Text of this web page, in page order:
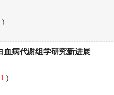
)
血病代谢组学研究新进展
)